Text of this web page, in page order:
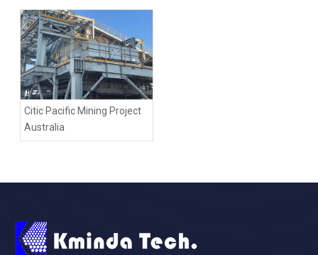
Citic Pacific Mining Project
Australia